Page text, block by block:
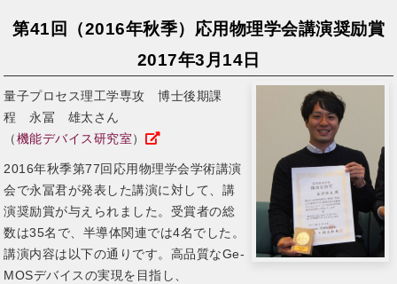
第41回（2016年秋季）応用物理学会講演奨励賞
2017年3月14日
量子プロセス理工学専攻 博士後期課
程 永冨 雄太さん
（機能デバイス研究室）
2016年秋季第77回応用物理学会学術講演
会で永冨君が発表した講演に対して、講
演奨励賞が与えられました。受賞者の総
数は35名で、半導体関連では4名でした。
講演内容は以下の通りです。高品質なGe-
MOSデバイスの実現を目指し、